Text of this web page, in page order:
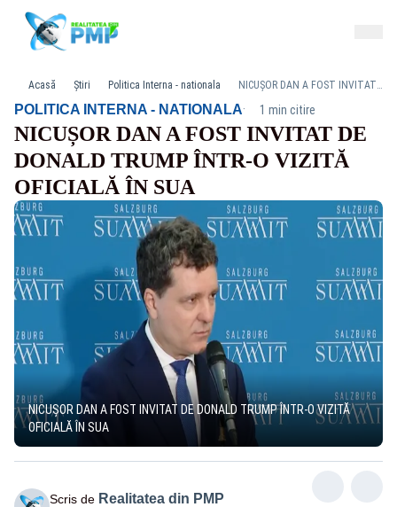
Acasă Știri Politica Interna - nationala NICUȘOR DAN A FOST INVITAT DE DONALD TRUMP ÎNTR-O VIZITĂ OFICIALĂ ÎN SUA
POLITICA INTERNA - NATIONALA· 1 min citire
NICUȘOR DAN A FOST INVITAT DE
DONALD TRUMP ÎNTR-O VIZITĂ
OFICIALĂ ÎN SUA
NICUȘOR DAN A FOST INVITAT DE DONALD TRUMP ÎNTR-O VIZITĂ
OFICIALĂ ÎN SUA
Scris de Realitatea din PMP